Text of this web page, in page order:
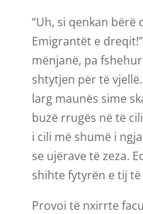
“Uh, si qenkan bërë
Emigrantët e
mënjanë, pa
shtytjen për të
larg maunës sime
buzë rrugës në të
i cili më shumë i
se ujërave të zeza.
shihte fytyrën e tij
Provoi të nxirrte